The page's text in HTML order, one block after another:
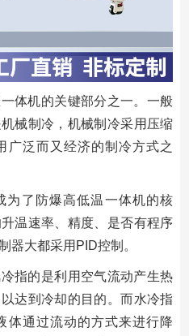
体机的关键部分之一。一般
械制冷，机械制冷采用压缩
广泛而又经济的制冷方式之
为了防爆高低温一体机的核
温速率、精度、是否有程序
器大都采用PID控制。
指的是利用空气流动产生热
达到冷却的目的。而水冷指
体通过流动的方式来进行降